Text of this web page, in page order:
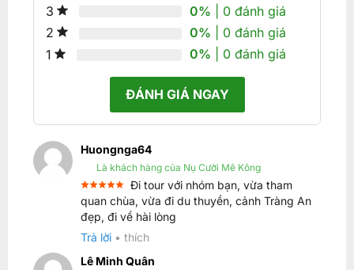
3
0% | 0 đánh giá
2
0% | 0 đánh giá
1
0% | 0 đánh giá
ĐÁNH GIÁ NGAY
Huongnga64
Là khách hàng của Nụ Cười Mê Kông
Được xếp
hạng 5 5
sao
Đi tour với nhóm bạn, vừa tham
quan chùa, vừa đi du thuyền, cảnh Tràng An
đẹp, đi về hài lòng
Trả lời • thích
Lê Minh Quân